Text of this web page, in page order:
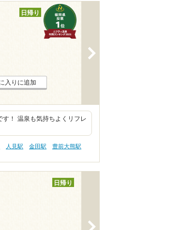
日帰り
入りに追加
！ 温泉も気持ちよくリフレ
人見駅 金田駅
豊前大熊駅
日帰り